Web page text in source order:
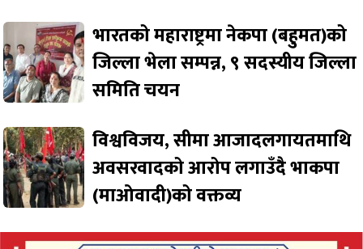
भारतको महाराष्ट्रमा नेकपा (बहुमत)को
जिल्ला भेला सम्पन्न, ९ सदस्यीय जिल्ला
समिति चयन
विश्वविजय, सीमा आजादलगायतमाथि
अवसरवादको आरोप लगाउँदै भाकपा
(माओवादी)को वक्तव्य